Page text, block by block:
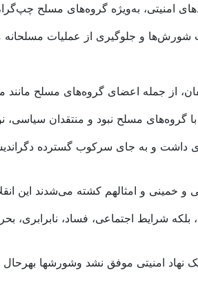
امنیتی، به‌ویژه گروه‌های مسلح
و جلوگیری از عملیات مسلحانه
از جمله اعضای گروه‌های مسلح
گروه‌های مسلح نبود و منتقدان
داشت و به جای سرکوب گسترده
بلکه شرایط اجتماعی، فساد،
نهاد امنیتی موفق نشد و‌شورشها